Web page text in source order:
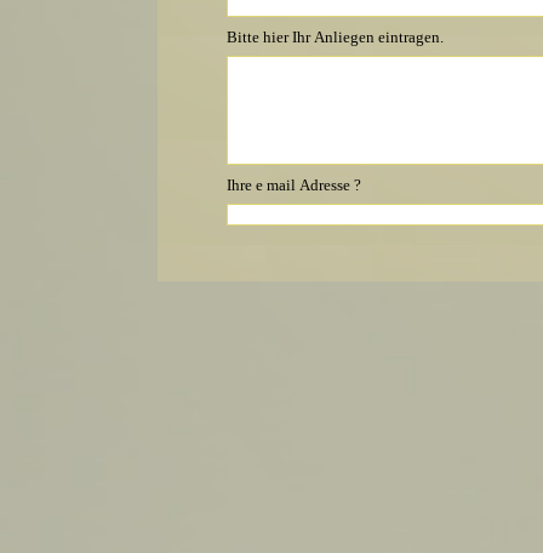
Bitte hier Ihr Anliegen eintragen.
Ihre e mail Adresse ?